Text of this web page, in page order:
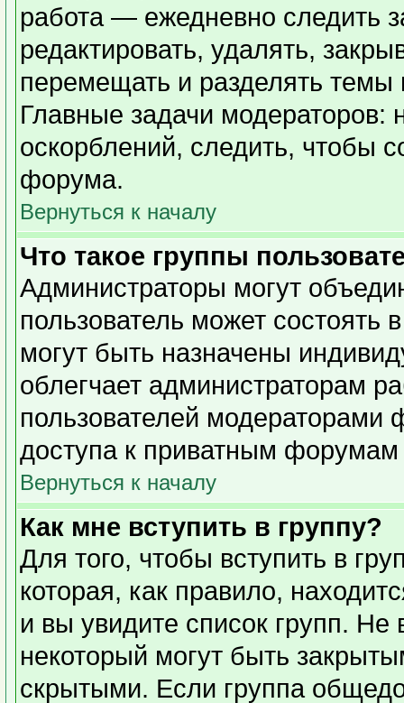
работа — ежедневно следить
редактировать, удалять,
перемещать и разделять темы
Главные задачи модераторов:
оскорблений, следить, чтобы
форума.
Вернуться к началу
Что такое группы
Администраторы могут
пользователь может состоять
могут быть назначены
облегчает администраторам
пользователей
доступа к приватным форумам
Вернуться к началу
Как мне вступить в группу?
Для того, чтобы вступить в
которая, как правило,
и вы увидите список групп. Не
некоторый могут быть
скрытыми. Если группа